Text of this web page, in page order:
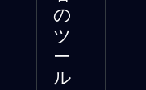
の
ツ
ー
ル